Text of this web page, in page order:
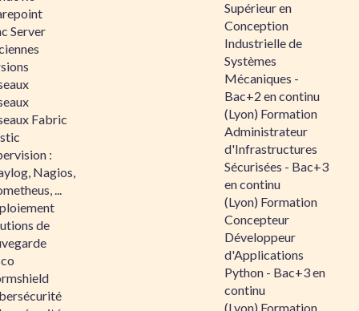
Server
Fabric
:
Nagios,
...
de
Supérieur en
Conception
Industrielle de
Systèmes
Mécaniques -
Bac+2 en continu
(Lyon) Formation
Administrateur
d'Infrastructures
Sécurisées - Bac+3
en continu
(Lyon) Formation
Concepteur
Développeur
d'Applications
Python - Bac+3 en
continu
(Lyon) Formation